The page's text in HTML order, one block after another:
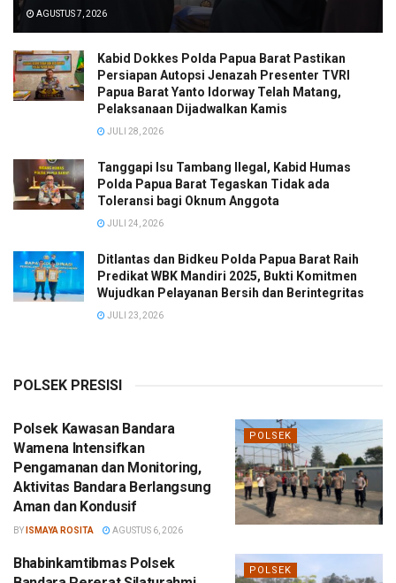
AGUSTUS 7, 2026
Kabid Dokkes Polda Papua Barat Pastikan
Persiapan Autopsi Jenazah Presenter TVRI
Papua Barat Yanto Idorway Telah Matang,
Pelaksanaan Dijadwalkan Kamis
JULI 28, 2026
Tanggapi Isu Tambang Ilegal, Kabid Humas
Polda Papua Barat Tegaskan Tidak ada
Toleransi bagi Oknum Anggota
JULI 24, 2026
Ditlantas dan Bidkeu Polda Papua Barat Raih
Predikat WBK Mandiri 2025, Bukti Komitmen
Wujudkan Pelayanan Bersih dan Berintegritas
JULI 23, 2026
POLSEK PRESISI
POLSEK
Polsek Kawasan Bandara
Wamena Intensifkan
Pengamanan dan Monitoring,
Aktivitas Bandara Berlangsung
Aman dan Kondusif
BY ISMAYA ROSITA AGUSTUS 6, 2026
POLSEK
Bhabinkamtibmas Polsek